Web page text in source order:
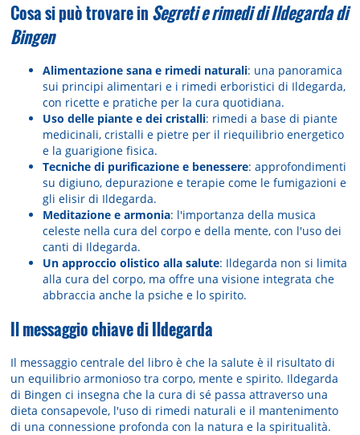
Cosa si può trovare in Segreti e rimedi di Ildegarda di
Bingen
Alimentazione sana e rimedi naturali: una panoramica
sui principi alimentari e i rimedi erboristici di Ildegarda,
con ricette e pratiche per la cura quotidiana.
Uso delle piante e dei cristalli: rimedi a base di piante
medicinali, cristalli e pietre per il riequilibrio energetico
e la guarigione fisica.
Tecniche di purificazione e benessere: approfondimenti
su digiuno, depurazione e terapie come le fumigazioni e
gli elisir di Ildegarda.
Meditazione e armonia: l'importanza della musica
celeste nella cura del corpo e della mente, con l'uso dei
canti di Ildegarda.
Un approccio olistico alla salute: Ildegarda non si limita
alla cura del corpo, ma offre una visione integrata che
abbraccia anche la psiche e lo spirito.
Il messaggio chiave di Ildegarda
Il messaggio centrale del libro è che la salute è il risultato di
un equilibrio armonioso tra corpo, mente e spirito. Ildegarda
di Bingen ci insegna che la cura di sé passa attraverso una
dieta consapevole, l'uso di rimedi naturali e il mantenimento
di una connessione profonda con la natura e la spiritualità.